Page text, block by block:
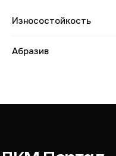
Износостойкость
Абразив